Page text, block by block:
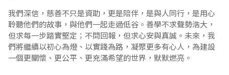
我們深信，慈善不只是資助，更是陪伴，是與人同行，是用心
聆聽他們的故事，與他們一起走過低谷。善學不求聲勢浩大，
但求每一步踏實堅定；不問回報，但求心安與真誠。未來，我
們將繼續以初心為燈、以實踐為路，凝聚更多有心人，為建設
一個更關懷、更公平、更充滿希望的世界，默默燃亮。